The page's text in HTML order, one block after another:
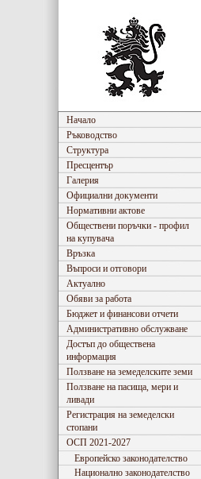
Начало
Ръководство
Структура
Пресцентър
Галерия
Официални документи
Нормативни актове
Обществени поръчки - профил
на купувача
Връзка
Въпроси и отговори
Актуално
Обяви за работа
Бюджет и финансови отчети
Административно обслужване
Достъп до обществена
информация
Ползване на земеделските земи
Ползване на пасища, мери и
ливади
Регистрация на земеделски
стопани
ОСП 2021-2027
Европейско законодателство
Национално законодателство